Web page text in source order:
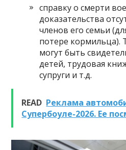
справку о смерти
доказательства
членов его семьи
потере кормильца).
могут быть
детей, трудовая
супруги и т.д.
READ Реклама
Супербоуле-2026. Ее